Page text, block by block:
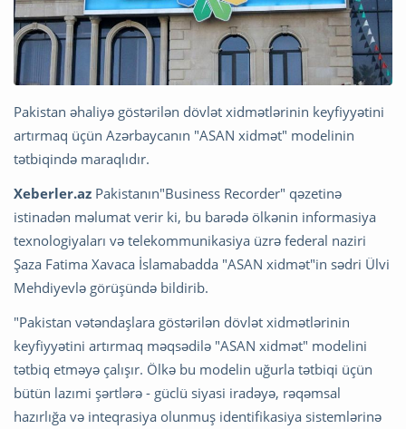
Pakistan əhaliyə göstərilən dövlət xidmətlərinin keyfiyyətini
artırmaq üçün Azərbaycanın "ASAN xidmət" modelinin
tətbiqində maraqlıdır.
Xeberler.az Pakistanın"Business Recorder" qəzetinə
istinadən məlumat verir ki, bu barədə ölkənin informasiya
texnologiyaları və telekommunikasiya üzrə federal naziri
Şaza Fatima Xavaca İslamabadda "ASAN xidmət"in sədri Ülvi
Mehdiyevlə görüşündə bildirib.
"Pakistan vətəndaşlara göstərilən dövlət xidmətlərinin
keyfiyyətini artırmaq məqsədilə "ASAN xidmət" modelini
tətbiq etməyə çalışır. Ölkə bu modelin uğurla tətbiqi üçün
bütün lazımi şərtlərə - güclü siyasi iradəyə, rəqəmsal
hazırlığa və inteqrasiya olunmuş identifikasiya sistemlərinə